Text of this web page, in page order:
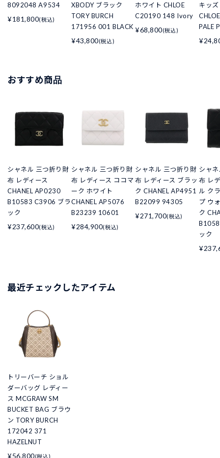
8092048 A9534
¥181,800(税込)
XBODY ブラック
TORY BURCH
171956 001 BLACK
¥43,800(税込)
ホワイト CHLOE
C20190 148 Ivory
¥68,800(税込)
キッ
PALE
おすすめ商品
シャネル 三つ折り財
布 レディース
CHANEL AP0230
B10583 C3906 ブラ
ック
¥237,600(税込)
シャネル 三つ折り財
布 レディース ココマ
ーク ホワイト
CHANEL AP5076
B23239 10601
¥284,900(税込)
シャネル 三つ折り財
布 レディース ブラッ
ク CHANEL AP4951
B22099 94305
¥271,700(税込)
シャ
布 レ
ル ク
プ ウ
ク
ック
最近チェックしたアイテム
トリーバーチ ショル
ダーバッグ レディー
ス MCGRAW SM
BUCKET BAG ブラウ
ン TORY BURCH
172042 371
HAZELNUT
¥56,800(税込)